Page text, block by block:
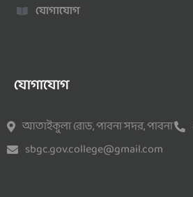
যোগাযোগ
যোগাযোগ
আতাইকুলা রোড, পাবনা সদর, পাবনা
sbgc.gov.college@gmail.com